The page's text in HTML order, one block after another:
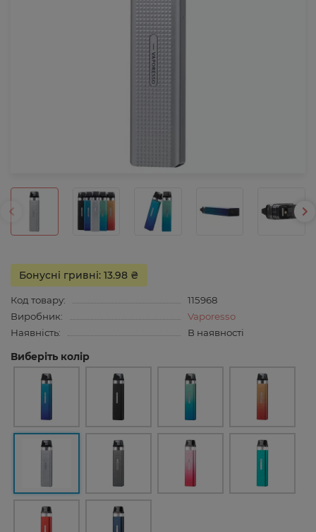
Бонусні гривні: 13.98 ₴
Код товару:
115968
Виробник:
Vaporesso
Наявність:
В наявності
Виберіть колір